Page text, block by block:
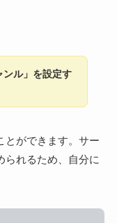
ンル」を設定す
とができます。サー
られるため、自分に